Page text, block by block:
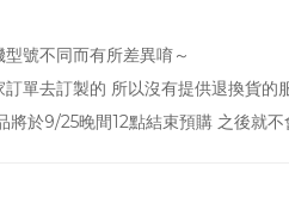
號不同而有所差異唷～
單去訂製的 所以沒有提供退換貨
將於9/25晚間12點結束預購 之後就不